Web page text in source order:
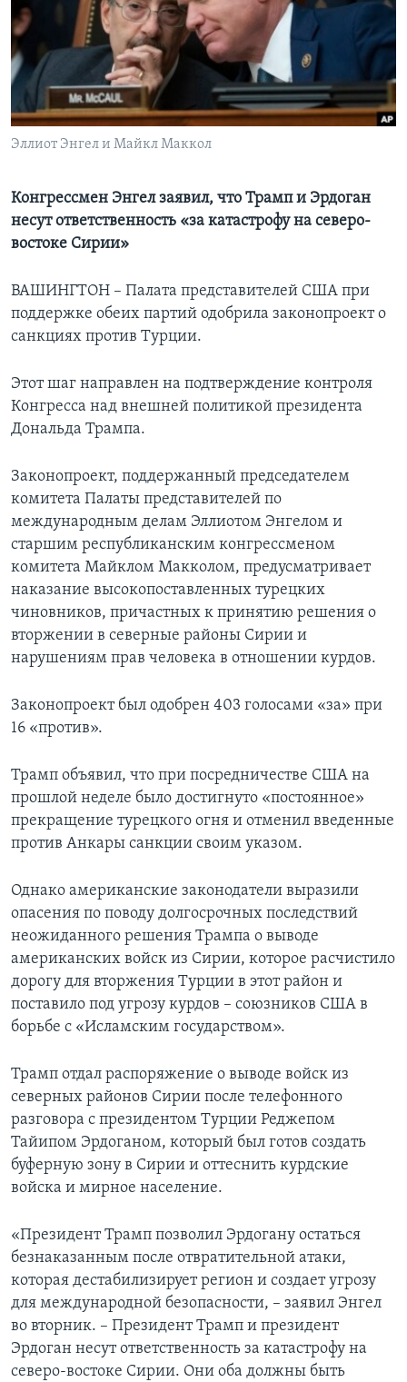
Learning English
СОЦИАЛЬНЫЕ СЕТИ
Эллиот Энгел и Майкл Маккол
Конгрессмен Энгел заявил, что Трамп и Эрдоган
несут ответственность «за катастрофу на северо-
востоке Сирии»
ВАШИНГТОН – Палата представителей США при
поддержке обеих партий одобрила законопроект о
санкциях против Турции.
Этот шаг направлен на подтверждение контроля
Конгресса над внешней политикой президента
Дональда Трампа.
Законопроект, поддержанный председателем
комитета Палаты представителей по
международным делам Эллиотом Энгелом и
старшим республиканским конгрессменом
комитета Майклом Макколом, предусматривает
наказание высокопоставленных турецких
чиновников, причастных к принятию решения о
вторжении в северные районы Сирии и
нарушениям прав человека в отношении курдов.
Законопроект был одобрен 403 голосами «за» при
16 «против».
Трамп объявил, что при посредничестве США на
прошлой неделе было достигнуто «постоянное»
прекращение турецкого огня и отменил введенные
против Анкары санкции своим указом.
Однако американские законодатели выразили
опасения по поводу долгосрочных последствий
неожиданного решения Трампа о выводе
американских войск из Сирии, которое расчистило
дорогу для вторжения Турции в этот район и
поставило под угрозу курдов – союзников США в
борьбе с «Исламским государством».
Трамп отдал распоряжение о выводе войск из
северных районов Сирии после телефонного
разговора с президентом Турции Реджепом
Тайипом Эрдоганом, который был готов создать
буферную зону в Сирии и оттеснить курдские
войска и мирное население.
«Президент Трамп позволил Эрдогану остаться
безнаказанным после отвратительной атаки,
которая дестабилизирует регион и создает угрозу
для международной безопасности, – заявил Энгел
во вторник. – Президент Трамп и президент
Эрдоган несут ответственность за катастрофу на
северо-востоке Сирии. Они оба должны быть